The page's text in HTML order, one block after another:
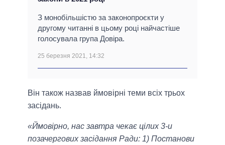
З монобільшістю за законопроєкти у
другому читанні в цьому році найчастіше
голосувала група Довіра.
25 березня 2021, 14:32
Він також назвав ймовірні теми всіх трьох
засідань.
«Ймовірно, нас завтра чекає цілих 3-и
позачергових засідання Ради: 1) Постанови